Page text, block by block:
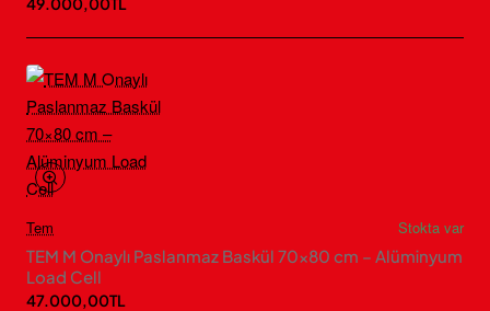
Tem
Stokta var
TEM M Onaylı Paslanmaz Baskül 70×80 cm – Alüminyum
Load Cell
47.000,00TL